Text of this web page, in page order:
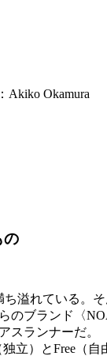
Akiko Okamura
の
溢れている
のブランド〈
スランナーだ。
独立）とFree